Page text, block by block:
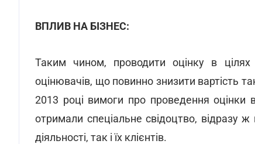
ВПЛИВ НА БІЗНЕС:
Таким чином, проводити оцінку в цілях
оцінювачів, що повинно знизити вартість
2013 році вимоги про проведення оцінки
отримали спеціальне свідоцтво, відразу
діяльності, так і їх клієнтів.